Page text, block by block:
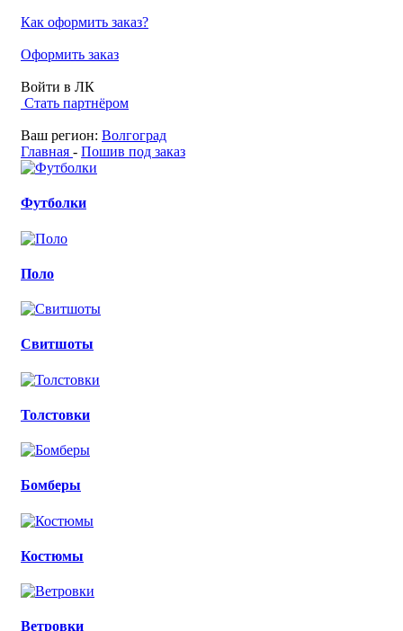
Как оформить заказ?
Оформить заказ
Войти в ЛК
Стать партнёром
Ваш регион: Волгоград
Главная - Пошив под заказ
Футболки
Поло
Свитшоты
Толстовки
Бомберы
Костюмы
Ветровки